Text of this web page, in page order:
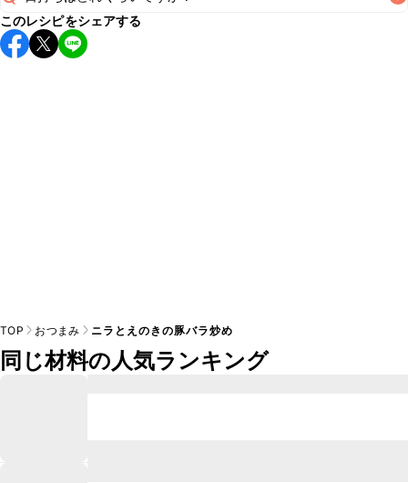
A
保存期間は冷蔵で翌日中が目安です。なるべくお早めにお召
し上がりください。
このレシピをシェアする
TOP おつまみ ニラとえのきの豚バラ炒め
同じ材料の人気ランキング